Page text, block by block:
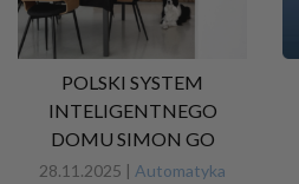
POLSKI SYSTEM
INTELIGENTNEGO
DOMU SIMON GO
28.11.2025 | Automatyka